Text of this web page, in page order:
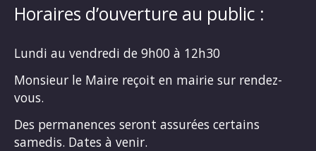
Horaires d’ouverture au public :
Lundi au vendredi de 9h00 à 12h30
Monsieur le Maire reçoit en mairie sur rendez-
vous.
Des permanences seront assurées certains
samedis. Dates à venir.